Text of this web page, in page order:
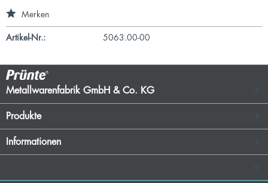
Merken
Artikel-Nr.: 5063.00-00
Metallwarenfabrik GmbH & Co. KG
Produkte
Informationen